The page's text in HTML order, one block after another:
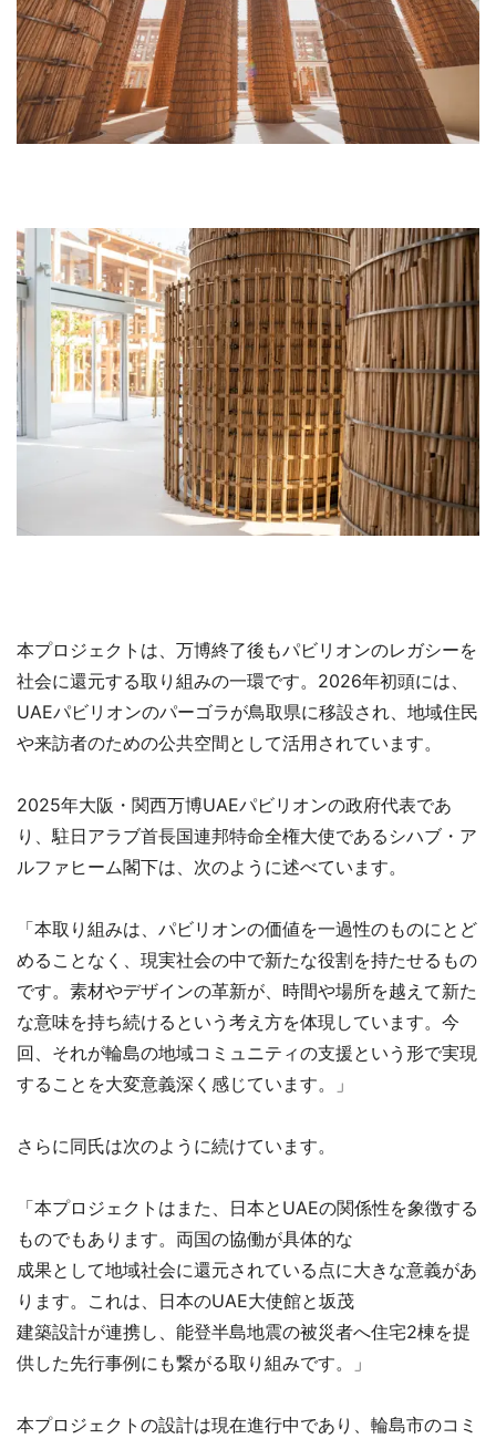
本プロジェクトは、万博終了後もパビリオンのレガシーを
社会に還元する取り組みの一環です。2026年初頭には、
UAEパビリオンのパーゴラが鳥取県に移設され、地域住民
や来訪者のための公共空間として活用されています。
2025年大阪・関西万博UAEパビリオンの政府代表であ
り、駐日アラブ首長国連邦特命全権大使であるシハブ・ア
ルファヒーム閣下は、次のように述べています。
「本取り組みは、パビリオンの価値を一過性のものにとど
めることなく、現実社会の中で新たな役割を持たせるもの
です。素材やデザインの革新が、時間や場所を越えて新た
な意味を持ち続けるという考え方を体現しています。今
回、それが輪島の地域コミュニティの支援という形で実現
することを大変意義深く感じています。」
さらに同氏は次のように続けています。
「本プロジェクトはまた、日本とUAEの関係性を象徴する
ものでもあります。両国の協働が具体的な
成果として地域社会に還元されている点に大きな意義があ
ります。これは、日本のUAE大使館と坂茂
建築設計が連携し、能登半島地震の被災者へ住宅2棟を提
供した先行事例にも繋がる取り組みです。」
本プロジェクトの設計は現在進行中であり、輪島市のコミ